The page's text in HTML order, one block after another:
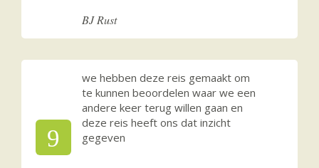
BJ Rust
9
we hebben deze reis gemaakt om
te kunnen beoordelen waar we een
andere keer terug willen gaan en
deze reis heeft ons dat inzicht
gegeven